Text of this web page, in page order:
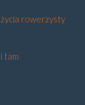
rowerzysty
tam